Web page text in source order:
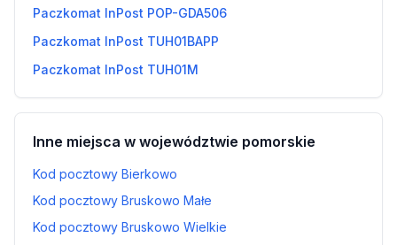
Paczkomat InPost POP-GDA506
Paczkomat InPost TUH01BAPP
Paczkomat InPost TUH01M
Inne miejsca w województwie pomorskie
Kod pocztowy Bierkowo
Kod pocztowy Bruskowo Małe
Kod pocztowy Bruskowo Wielkie